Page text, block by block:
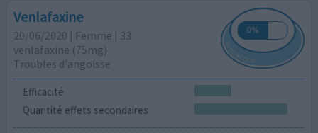
Venlafaxine
20/06/2020 | Femme | 33
venlafaxine (75mg)
Troubles d'angoisse
Efficacité
Quantité effets secondaires